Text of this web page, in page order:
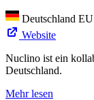
Deutschland EU
Website
Nuclino ist ein
Deutschland.
Mehr lesen